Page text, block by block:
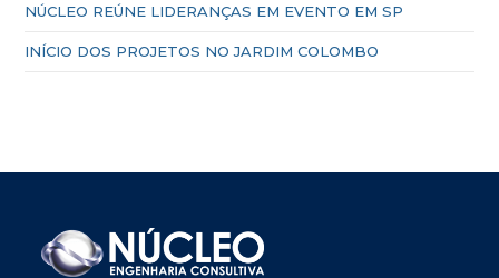
NÚCLEO REÚNE LIDERANÇAS EM EVENTO EM SP
INÍCIO DOS PROJETOS NO JARDIM COLOMBO